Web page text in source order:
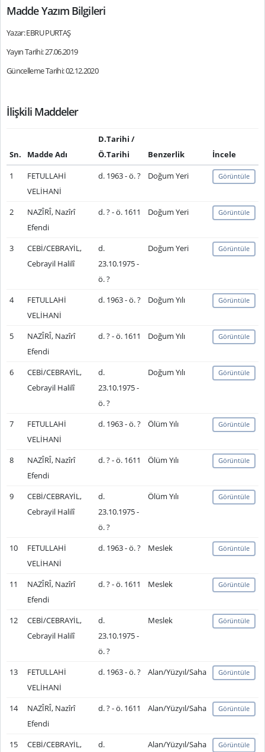
Madde Yazım Bilgileri
Yazar: EBRU PURTAŞ
Yayın Tarihi: 27.06.2019
Güncelleme Tarihi: 02.12.2020
İlişkili Maddeler
Sn. Madde Adı
D.Tarihi /
Ö.Tarihi
Benzerlik
İncele
1
FETULLAHİ
VELİHANİ
d. 1963 - ö. ? Doğum Yeri Görüntüle
2
NAZÎRÎ, Nazîrî
Efendi
d. ? - ö. 1611 Doğum Yeri Görüntüle
3
CEBİ/CEBRAYİL,
Cebrayil Halilî
d.
23.10.1975 -
ö. ?
Doğum Yeri Görüntüle
4
FETULLAHİ
VELİHANİ
d. 1963 - ö. ? Doğum Yılı Görüntüle
5
NAZÎRÎ, Nazîrî
Efendi
d. ? - ö. 1611 Doğum Yılı Görüntüle
6
CEBİ/CEBRAYİL,
Cebrayil Halilî
d.
23.10.1975 -
ö. ?
Doğum Yılı Görüntüle
7
FETULLAHİ
VELİHANİ
d. 1963 - ö. ? Ölüm Yılı Görüntüle
8
NAZÎRÎ, Nazîrî
Efendi
d. ? - ö. 1611 Ölüm Yılı Görüntüle
9
CEBİ/CEBRAYİL,
Cebrayil Halilî
d.
23.10.1975 -
ö. ?
Ölüm Yılı Görüntüle
10
FETULLAHİ
VELİHANİ
d. 1963 - ö. ? Meslek Görüntüle
11
NAZÎRÎ, Nazîrî
Efendi
d. ? - ö. 1611 Meslek Görüntüle
12
CEBİ/CEBRAYİL,
Cebrayil Halilî
d.
23.10.1975 -
ö. ?
Meslek Görüntüle
13
FETULLAHİ
VELİHANİ
d. 1963 - ö. ? Alan/Yüzyıl/Saha Görüntüle
14
NAZÎRÎ, Nazîrî
Efendi
d. ? - ö. 1611 Alan/Yüzyıl/Saha Görüntüle
15 CEBİ/CEBRAYİL, d. Alan/Yüzyıl/Saha Görüntüle